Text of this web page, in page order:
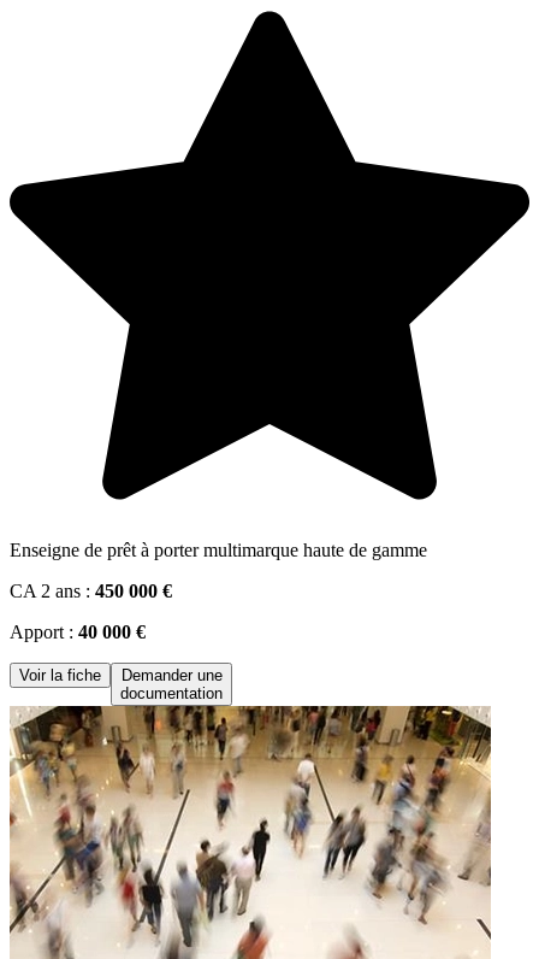
Enseigne de prêt à porter multimarque haute de gamme
CA 2 ans : 450 000 €
Apport : 40 000 €
Voir la fiche
Demander une
documentation